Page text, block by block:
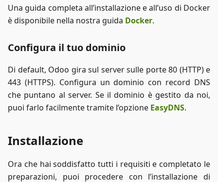
Una guida completa all’installazione e all’uso di Docker
è disponibile nella nostra guida Docker.
Configura il tuo dominio
Di default, Odoo gira sul server sulle porte 80 (HTTP) e
443 (HTTPS). Configura un dominio con record DNS
che puntano al server. Se il dominio è gestito da noi,
puoi farlo facilmente tramite l’opzione EasyDNS.
Installazione
Ora che hai soddisfatto tutti i requisiti e completato le
preparazioni, puoi procedere con l’installazione di